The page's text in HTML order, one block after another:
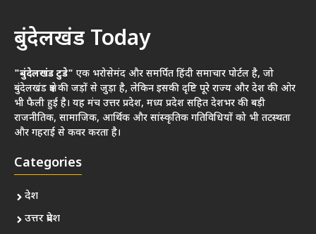
बुंदेलखंड Today
"बुंदेलखंड टुडे" एक भरोसेमंद और समर्पित हिंदी समाचार पोर्टल है, जो
बुंदेलखंड क्षेत्र की जड़ों से जुड़ा है, लेकिन इसकी दृष्टि पूरे राज्य और देश की ओर
भी फैली हुई है। यह मंच उत्तर प्रदेश, मध्य प्रदेश सहित देशभर की बड़ी
राजनीतिक, सामाजिक, आर्थिक और सांस्कृतिक गतिविधियों को भी तटस्थता
और गहराई से कवर करता है।
Categories
देश
उत्तर प्रदेश